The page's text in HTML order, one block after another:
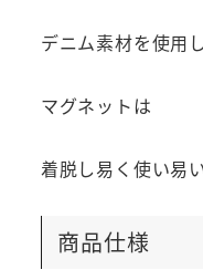
デニム素材を使用
マグネットは
着脱し易く使い易
商品仕様